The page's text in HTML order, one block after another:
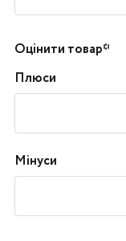
Оцінити товар*
Плюси
Мінуси